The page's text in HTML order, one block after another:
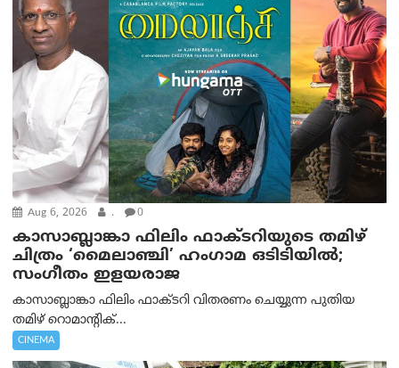
Aug 6, 2026 . 0
കാസാബ്ലാങ്കാ ഫിലിം ഫാക്ടറിയുടെ തമിഴ്
ചിത്രം ‘മൈലാഞ്ചി’ ഹംഗാമ ഒടിടിയിൽ;
സംഗീതം ഇളയരാജ
കാസാബ്ലാങ്കാ ഫിലിം ഫാക്ടറി വിതരണം ചെയ്യുന്ന പുതിയ
തമിഴ് റൊമാന്റിക്...
CINEMA